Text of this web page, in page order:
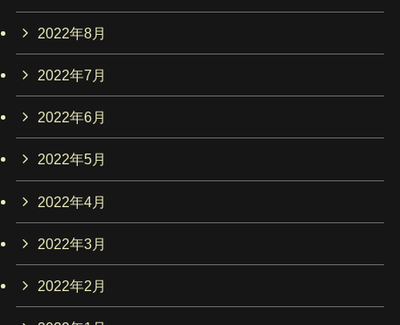
2022年8月
2022年7月
2022年6月
2022年5月
2022年4月
2022年3月
2022年2月